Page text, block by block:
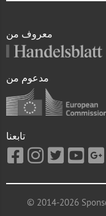
معروف من
مدعوم من
تابعنا
© 2014-2026